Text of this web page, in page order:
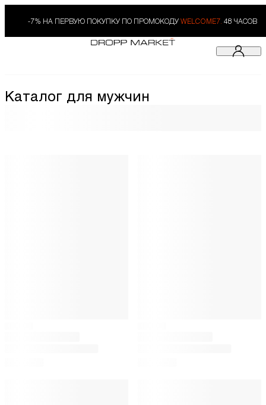
-7% НА ПЕРВУЮ ПОКУПКУ ПО ПРОМОКОДУ WELCOME7. 48 ЧАСОВ
Каталог для мужчин